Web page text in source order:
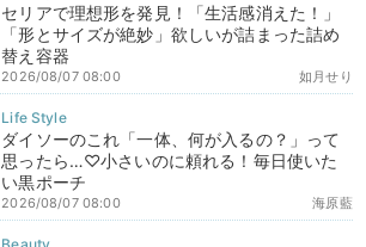
セリアで理想形を発見！「生活感消えた！」
「形とサイズが絶妙」欲しいが詰まった詰め
替え容器
如月せり
2026/08/07 08:00
ダイソーのこれ「一体、何が入るの？」って
思ったら…♡小さいのに頼れる！毎日使いた
い黒ポーチ
海原藍
2026/08/07 08:00